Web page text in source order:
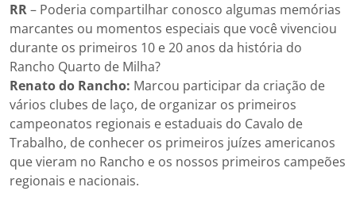
RR– Poderia compartilhar conosco algumas memórias
marcantes ou momentos especiais que você vivenciou
durante os primeiros 10 e 20 anos da história do
Rancho Quarto de Milha?
Renato do Rancho: Marcou participar da criação de
vários clubes de laço, de organizar os primeiros
campeonatos regionais e estaduais do Cavalo de
Trabalho, de conhecer os primeiros juízes americanos
que vieram no Rancho e os nossos primeiros campeões
regionais e nacionais.